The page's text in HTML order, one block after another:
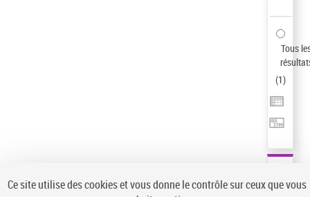
Tous
(1)
Ce site utilise des cookies et vous donne le contrôle sur ceux que vous